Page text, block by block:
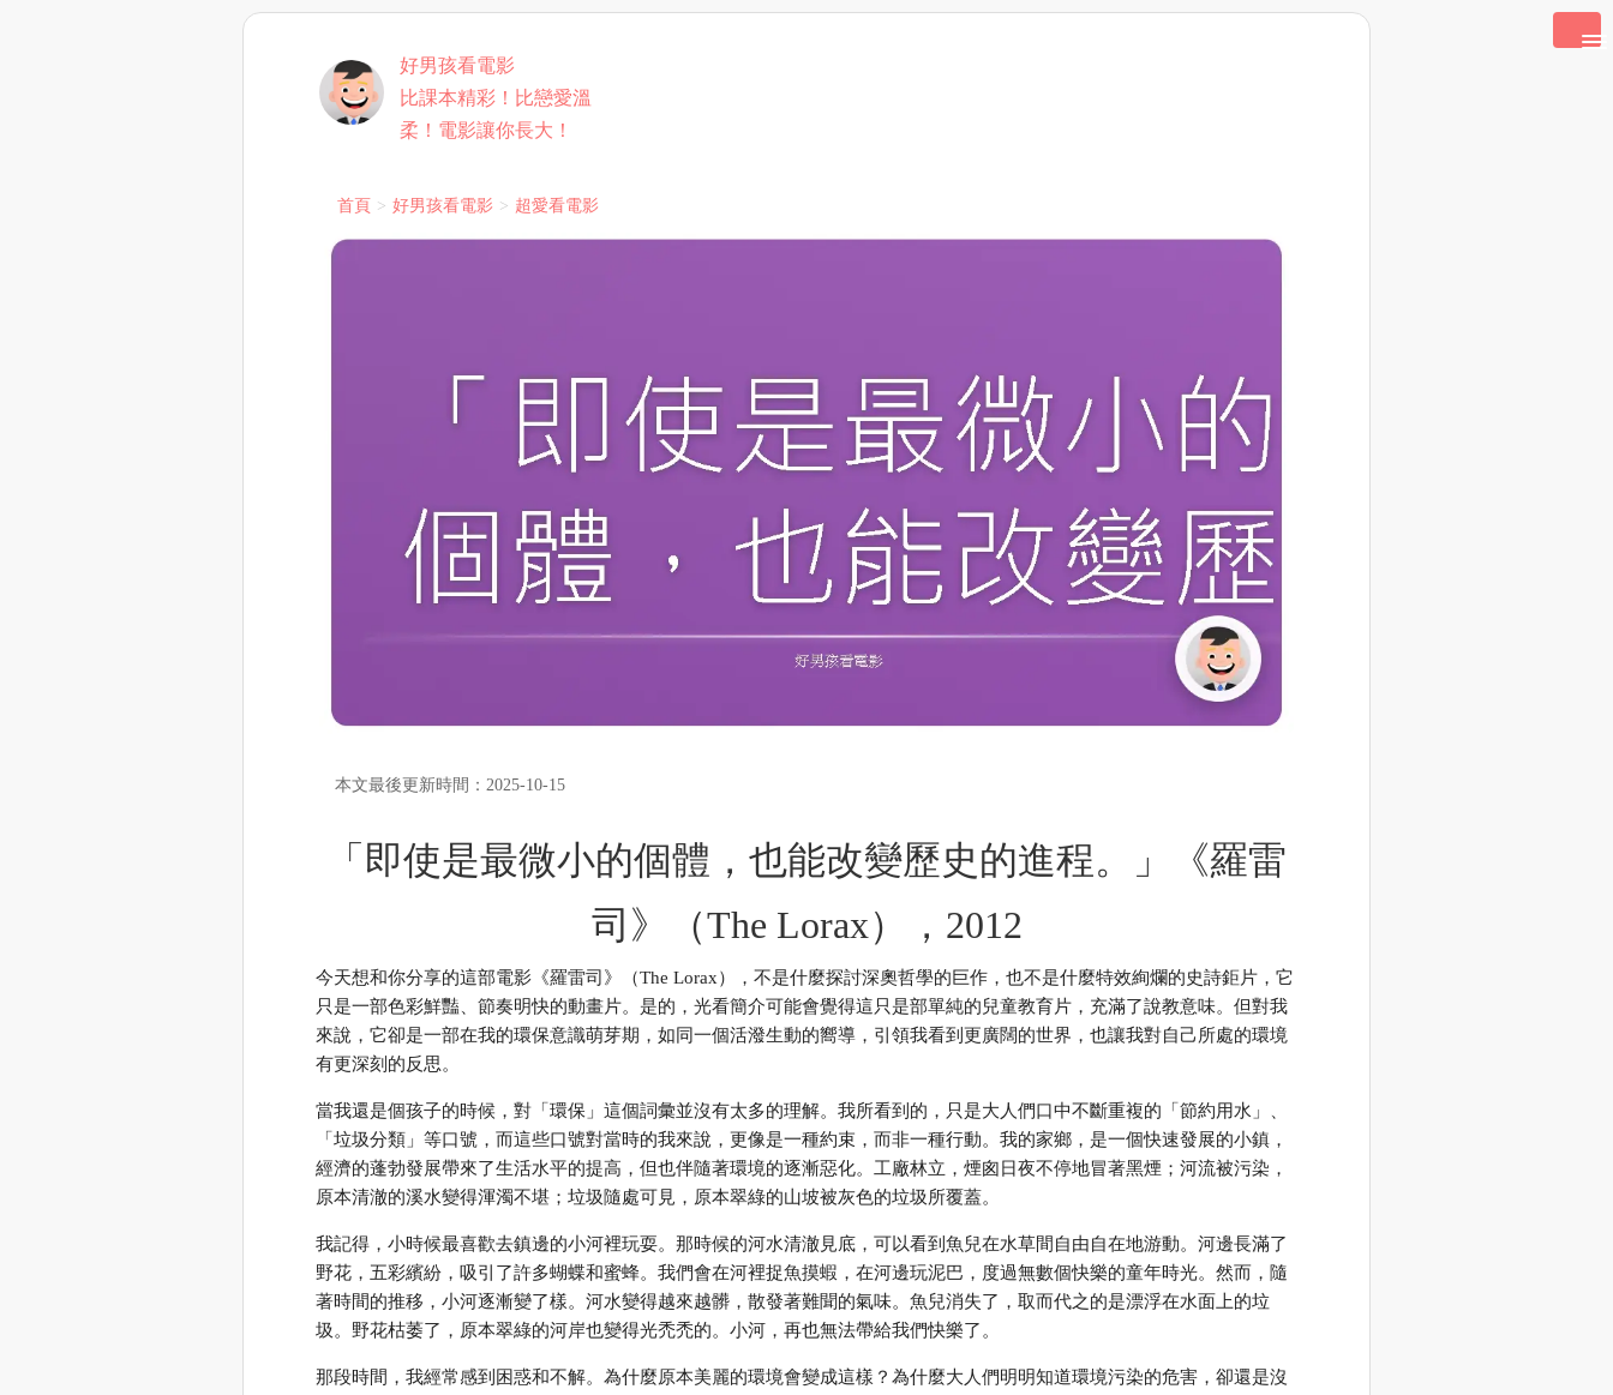
好男孩看電影
比課本精彩！比戀愛溫
柔！電影讓你長大！
首頁 好男孩看電影 超愛看電影
本文最後更新時間：2025-10-15
「即使是最微小的個體，也能改變歷史的進程。」《羅雷
司》（The Lorax），2012
今天想和你分享的這部電影《羅雷司》（The Lorax），不是什麼探討深奧哲學的巨作，也不是什麼特效絢爛的史詩鉅片，它
只是一部色彩鮮豔、節奏明快的動畫片。是的，光看簡介可能會覺得這只是部單純的兒童教育片，充滿了說教意味。但對我
來說，它卻是一部在我的環保意識萌芽期，如同一個活潑生動的嚮導，引領我看到更廣闊的世界，也讓我對自己所處的環境
有更深刻的反思。
當我還是個孩子的時候，對「環保」這個詞彙並沒有太多的理解。我所看到的，只是大人們口中不斷重複的「節約用水」、
「垃圾分類」等口號，而這些口號對當時的我來說，更像是一種約束，而非一種行動。我的家鄉，是一個快速發展的小鎮，
經濟的蓬勃發展帶來了生活水平的提高，但也伴隨著環境的逐漸惡化。工廠林立，煙囪日夜不停地冒著黑煙；河流被污染，
原本清澈的溪水變得渾濁不堪；垃圾隨處可見，原本翠綠的山坡被灰色的垃圾所覆蓋。
我記得，小時候最喜歡去鎮邊的小河裡玩耍。那時候的河水清澈見底，可以看到魚兒在水草間自由自在地游動。河邊長滿了
野花，五彩繽紛，吸引了許多蝴蝶和蜜蜂。我們會在河裡捉魚摸蝦，在河邊玩泥巴，度過無數個快樂的童年時光。然而，隨
著時間的推移，小河逐漸變了樣。河水變得越來越髒，散發著難聞的氣味。魚兒消失了，取而代之的是漂浮在水面上的垃
圾。野花枯萎了，原本翠綠的河岸也變得光禿禿的。小河，再也無法帶給我們快樂了。
那段時間，我經常感到困惑和不解。為什麼原本美麗的環境會變成這樣？為什麼大人們明明知道環境污染的危害，卻還是沒